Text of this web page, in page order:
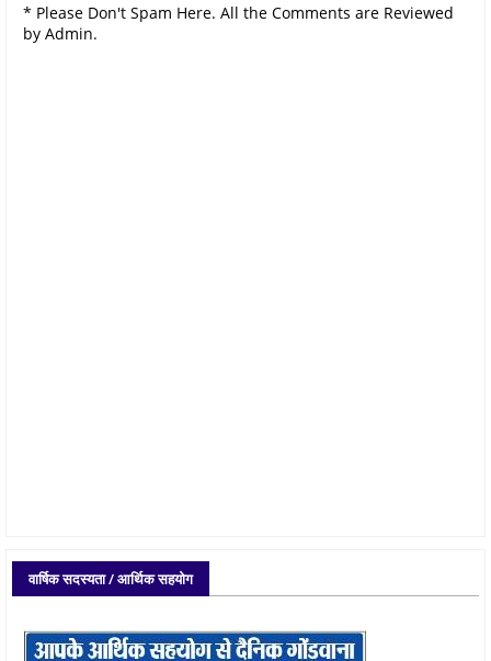
* Please Don't Spam Here. All the Comments are Reviewed
by Admin.
वार्षिक सदस्यता / आर्थिक सहयोग